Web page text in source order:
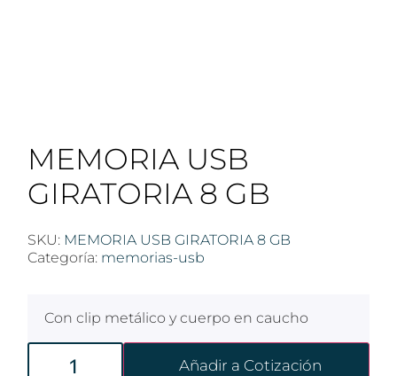
MEMORIA USB
GIRATORIA 8 GB
SKU: MEMORIA USB GIRATORIA 8 GB
Categoría: memorias-usb
Con clip metálico y cuerpo en caucho
Añadir a Cotización